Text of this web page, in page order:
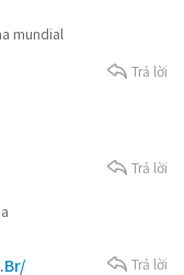
mundial
Trả lời
Trả lời
Trả lời